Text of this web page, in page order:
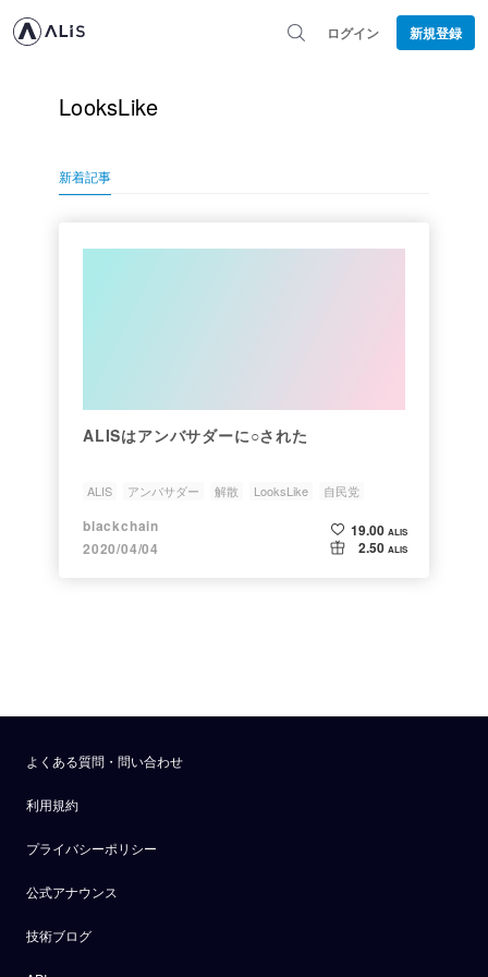
ログイン 新規登録
LooksLike
新着記事
ALISはアンバサダーに○された
ALIS アンバサダー 解散 LooksLike 自民党
blackchain
2020/04/04
19.00 ALIS
2.50 ALIS
よくある質問・問い合わせ
利用規約
プライバシーポリシー
公式アナウンス
技術ブログ